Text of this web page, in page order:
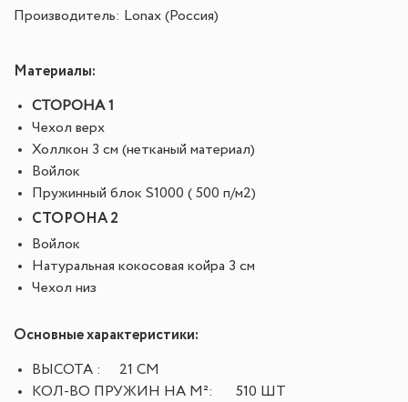
Производитель: Lonax (Россия)
Материалы:
СТОРОНА 1
Чехол верх
Холлкон 3 см (нетканый материал)
Войлок
Пружинный блок S1000 ( 500 п/м2)
СТОРОНА 2
Войлок
Натуральная кокосовая койра 3 см
Чехол низ
Основные характеристики:
ВЫСОТА :
21 СМ
КОЛ-ВО ПРУЖИН НА М²:
510 ШТ